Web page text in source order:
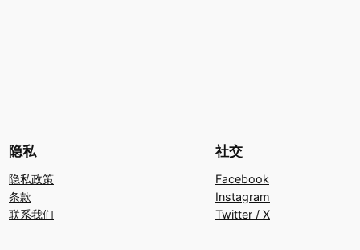
隐私
隐私政策
条款
联系我们
社交
Facebook
Instagram
Twitter / X